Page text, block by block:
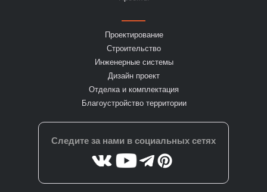
Следите за нами в социальных сетях
Проектирование
Строительство
Инженерные системы
Дизайн проект
Отделка и комплектация
Благоустройство территории